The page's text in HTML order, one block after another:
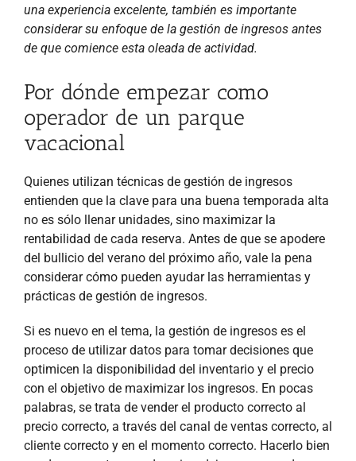
una experiencia excelente, también es importante
considerar su enfoque de la gestión de ingresos antes
de que comience esta oleada de actividad.
Por dónde empezar como
operador de un parque
vacacional
Quienes utilizan técnicas de gestión de ingresos
entienden que la clave para una buena temporada alta
no es sólo llenar unidades, sino maximizar la
rentabilidad de cada reserva. Antes de que se apodere
del bullicio del verano del próximo año, vale la pena
considerar cómo pueden ayudar las herramientas y
prácticas de gestión de ingresos.
Si es nuevo en el tema, la gestión de ingresos es el
proceso de utilizar datos para tomar decisiones que
optimicen la disponibilidad del inventario y el precio
con el objetivo de maximizar los ingresos. En pocas
palabras, se trata de vender el producto correcto al
precio correcto, a través del canal de ventas correcto, al
cliente correcto y en el momento correcto. Hacerlo bien